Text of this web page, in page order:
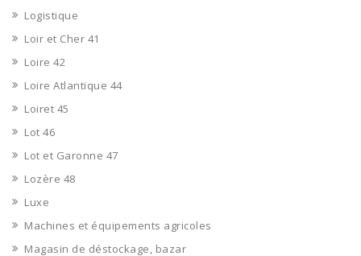
Logistique
Loir et Cher 41
Loire 42
Loire Atlantique 44
Loiret 45
Lot 46
Lot et Garonne 47
Lozère 48
Luxe
Machines et équipements agricoles
Magasin de déstockage, bazar